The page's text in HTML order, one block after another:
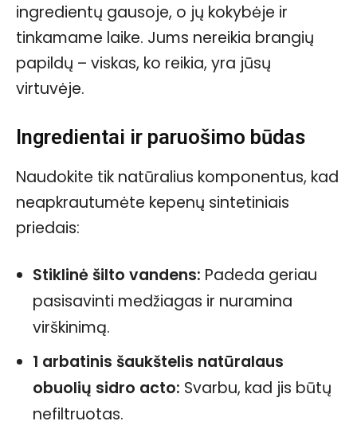
ingredientų gausoje, o jų kokybėje ir
tinkamame laike. Jums nereikia brangių
papildų – viskas, ko reikia, yra jūsų
virtuvėje.
Ingredientai ir paruošimo būdas
Naudokite tik natūralius komponentus, kad
neapkrautumėte kepenų sintetiniais
priedais:
Stiklinė šilto vandens: Padeda geriau
pasisavinti medžiagas ir nuramina
virškinimą.
1 arbatinis šaukštelis natūralaus
obuolių sidro acto: Svarbu, kad jis būtų
nefiltruotas.